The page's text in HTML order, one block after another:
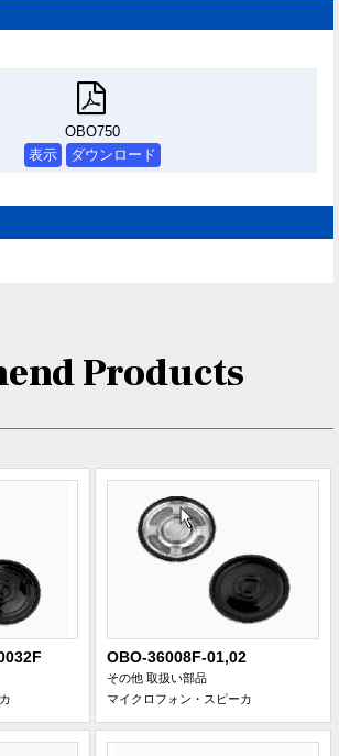
OBO750
表示
ダウンロード
Products
OBO-36008F-01,02
その他 取扱い部品
マイクロフォン・スピーカ